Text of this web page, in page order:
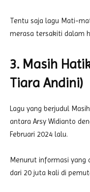
Tentu saja lagu Mati-
merasa tersakiti dalam
3. Masih
Tiara Andini)
Lagu yang berjudul
antara Arsy Widianto
Februari 2024 lalu.
Menurut informasi yang
dari 20 juta kali di